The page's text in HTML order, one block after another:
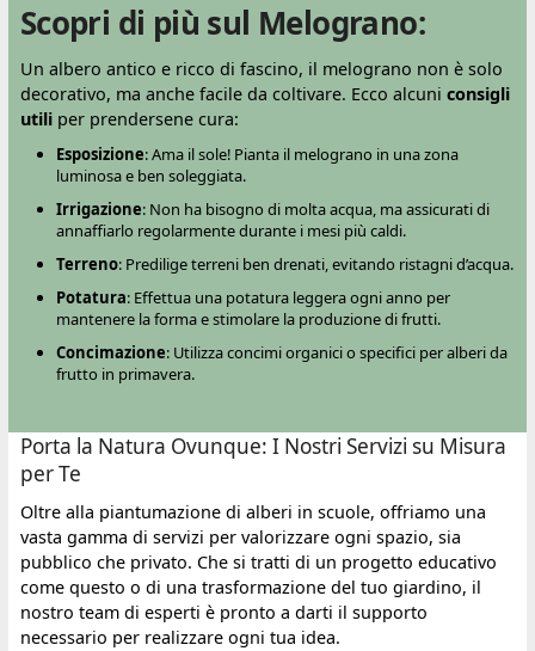
Scopri di più sul Melograno:
Un albero antico e ricco di fascino, il melograno non è solo
decorativo, ma anche facile da coltivare. Ecco alcuni consigli
utiliper prendersene cura:
Esposizione: Ama il sole! Pianta il melograno in una zona
luminosa e ben soleggiata.
Irrigazione: Non ha bisogno di molta acqua, ma assicurati di
annaffiarlo regolarmente durante i mesi più caldi.
Terreno: Predilige terreni ben drenati, evitando ristagni d’acqua.
Potatura: Effettua una potatura leggera ogni anno per
mantenere la forma e stimolare la produzione di frutti.
Concimazione: Utilizza concimi organici o specifici per alberi da
frutto in primavera.
Porta la Natura Ovunque: I Nostri Servizi su Misura
per Te
Oltre alla piantumazione di alberi in scuole, offriamo una
vasta gamma di servizi per valorizzare ogni spazio, sia
pubblico che privato. Che si tratti di un progetto educativo
come questo o di una trasformazione del tuo giardino, il
nostro team di esperti è pronto a darti il supporto
necessario per realizzare ogni tua idea.